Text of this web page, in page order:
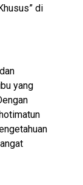
di
yang